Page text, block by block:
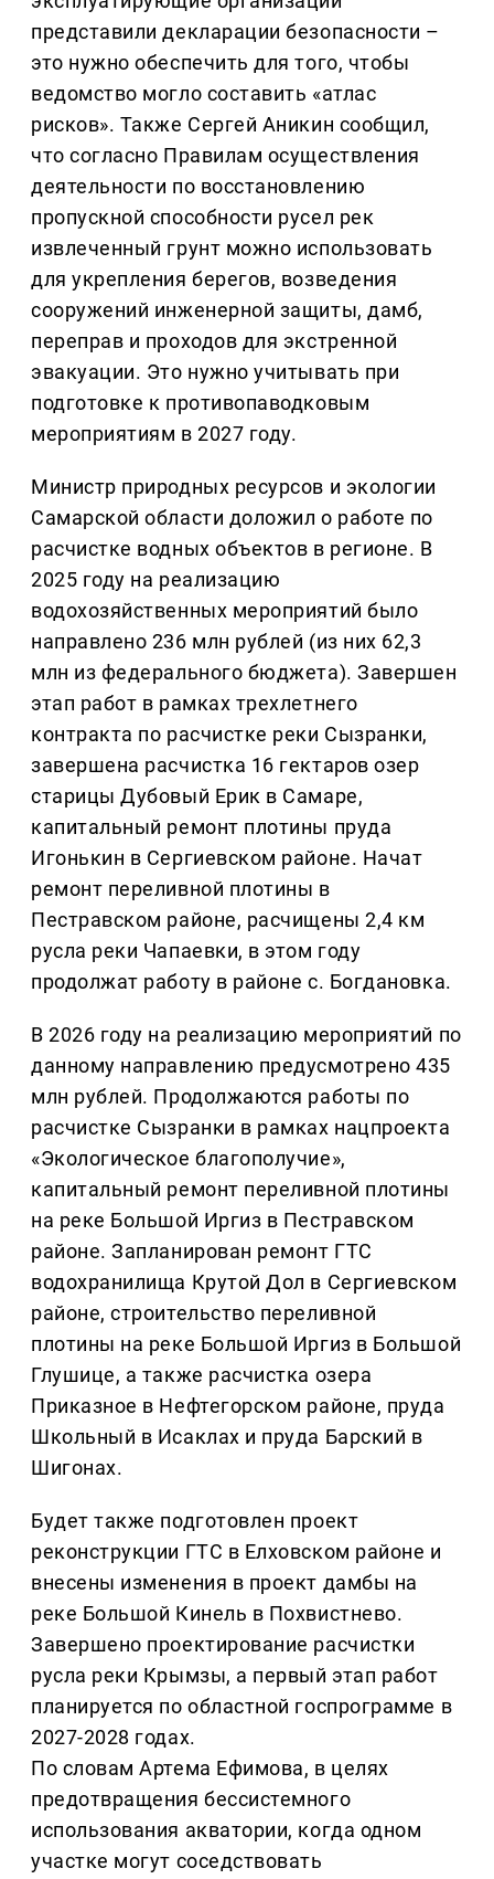
представили декларации безопасности –
это нужно обеспечить для того, чтобы
ведомство могло составить «атлас
рисков». Также Сергей Аникин сообщил,
что согласно Правилам осуществления
деятельности по восстановлению
пропускной способности русел рек
извлеченный грунт можно использовать
для укрепления берегов, возведения
сооружений инженерной защиты, дамб,
переправ и проходов для экстренной
эвакуации. Это нужно учитывать при
подготовке к противопаводковым
мероприятиям в 2027 году.
Министр природных ресурсов и экологии
Самарской области доложил о работе по
расчистке водных объектов в регионе. В
2025 году на реализацию
водохозяйственных мероприятий было
направлено 236 млн рублей (из них 62,3
млн из федерального бюджета). Завершен
этап работ в рамках трехлетнего
контракта по расчистке реки Сызранки,
завершена расчистка 16 гектаров озер
старицы Дубовый Ерик в Самаре,
капитальный ремонт плотины пруда
Игонькин в Сергиевском районе. Начат
ремонт переливной плотины в
Пестравском районе, расчищены 2,4 км
русла реки Чапаевки, в этом году
продолжат работу в районе с. Богдановка.
В 2026 году на реализацию мероприятий по
данному направлению предусмотрено 435
млн рублей. Продолжаются работы по
расчистке Сызранки в рамках нацпроекта
«Экологическое благополучие»,
капитальный ремонт переливной плотины
на реке Большой Иргиз в Пестравском
районе. Запланирован ремонт ГТС
водохранилища Крутой Дол в Сергиевском
районе, строительство переливной
плотины на реке Большой Иргиз в Большой
Глушице, а также расчистка озера
Приказное в Нефтегорском районе, пруда
Школьный в Исаклах и пруда Барский в
Шигонах.
Будет также подготовлен проект
реконструкции ГТС в Елховском районе и
внесены изменения в проект дамбы на
реке Большой Кинель в Похвистнево.
Завершено проектирование расчистки
русла реки Крымзы, а первый этап работ
планируется по областной госпрограмме в
2027-2028 годах.
По словам Артема Ефимова, в целях
предотвращения бессистемного
использования акватории, когда одном
участке могут соседствовать